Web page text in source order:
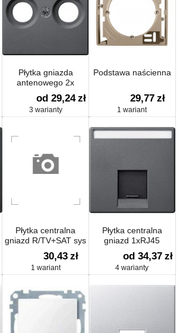
Płytka gniazda
antenowego 2x
od 29,24 zł
3 warianty
Podstawa naścienna
29,77 zł
1 wariant
Płytka centralna
gniazd R/TV+SAT sys
M
30,43 zł
1 wariant
Płytka centralna
gniazd 1xRJ45
od 34,37 zł
4 warianty